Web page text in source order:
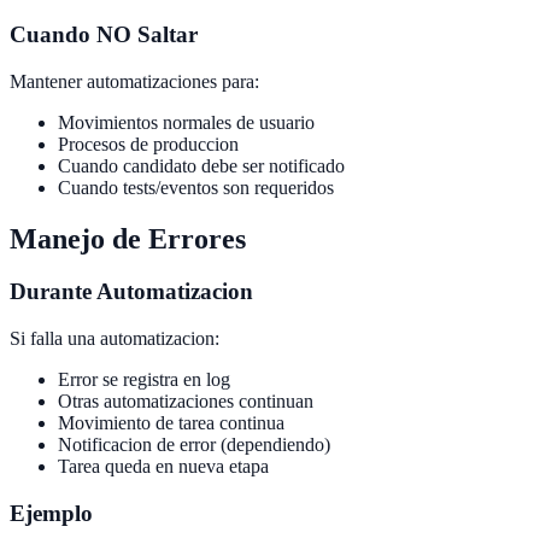
Cuando NO Saltar
Mantener automatizaciones para:
Movimientos normales de usuario
Procesos de produccion
Cuando candidato debe ser notificado
Cuando tests/eventos son requeridos
Manejo de Errores
Durante Automatizacion
Si falla una automatizacion:
Error se registra en log
Otras automatizaciones continuan
Movimiento de tarea continua
Notificacion de error (dependiendo)
Tarea queda en nueva etapa
Ejemplo